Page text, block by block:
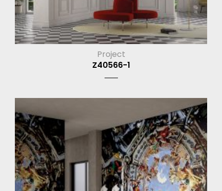
Project
Z40566-1